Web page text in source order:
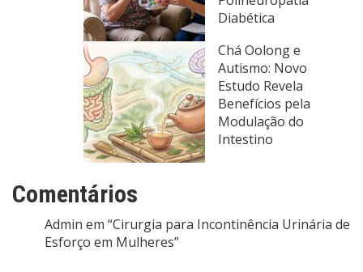
Diabética
Chá Oolong e
Autismo: Novo
Estudo Revela
Benefícios pela
Modulação do
Intestino
Comentários
Admin em “Cirurgia para Incontinência Urinária de
Esforço em Mulheres”